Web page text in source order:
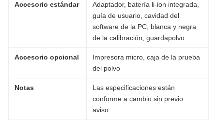
Accesorio estándar
Adaptador, batería li-ion integrada,
guía de usuario, cavidad del
software de la PC, blanca y negra
de la calibración, guardapolvo
Accesorio opcional
Impresora micro, caja de la prueba
del polvo
Notas
Las especificaciones están
conforme a cambio sin previo
aviso.